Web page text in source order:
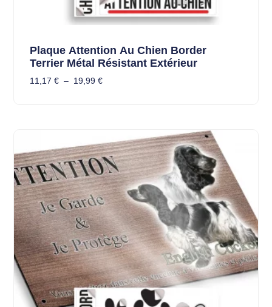
Plaque Attention Au Chien Border
Terrier Métal Résistant Extérieur
11,17 € – 19,99 €